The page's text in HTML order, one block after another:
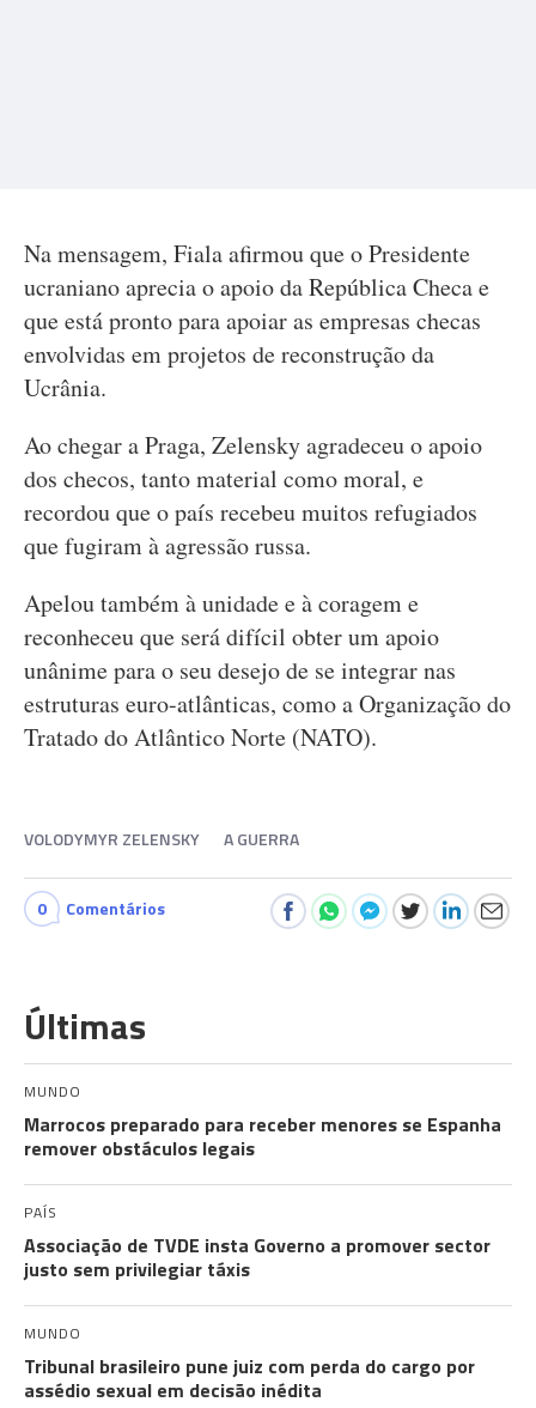
Na mensagem, Fiala afirmou que o Presidente
ucraniano aprecia o apoio da República Checa e
que está pronto para apoiar as empresas checas
envolvidas em projetos de reconstrução da
Ucrânia.
Ao chegar a Praga, Zelensky agradeceu o apoio
dos checos, tanto material como moral, e
recordou que o país recebeu muitos refugiados
que fugiram à agressão russa.
Apelou também à unidade e à coragem e
reconheceu que será difícil obter um apoio
unânime para o seu desejo de se integrar nas
estruturas euro-atlânticas, como a Organização do
Tratado do Atlântico Norte (NATO).
VOLODYMYR ZELENSKY A GUERRA
0 Comentários
Últimas
MUNDO
Marrocos preparado para receber menores se Espanha
remover obstáculos legais
PAÍS
Associação de TVDE insta Governo a promover sector
justo sem privilegiar táxis
MUNDO
Tribunal brasileiro pune juiz com perda do cargo por
assédio sexual em decisão inédita